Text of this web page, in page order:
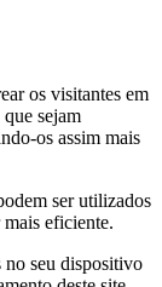
os visitantes em
sejam
os assim mais
ser utilizados
eficiente.
no seu dispositivo